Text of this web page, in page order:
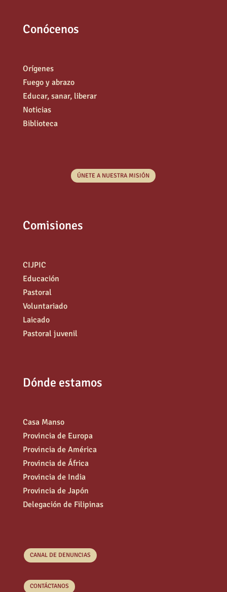
Conócenos
Orígenes
Fuego y abrazo
Educar, sanar, liberar
Noticias
Biblioteca
ÚNETE A NUESTRA MISIÓN
Comisiones
CIJPIC
Educación
Pastoral
Voluntariado
Laicado
Pastoral juvenil
Dónde estamos
Casa Manso
Provincia de Europa
Provincia de América
Provincia de África
Provincia de India
Provincia de Japón
Delegación de Filipinas
CANAL DE DENUNCIAS
CONTÁCTANOS